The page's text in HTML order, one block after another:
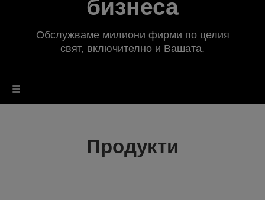
бизнеса
Обслужваме милиони фирми по целия
свят, включително и Вашата.
Продукти